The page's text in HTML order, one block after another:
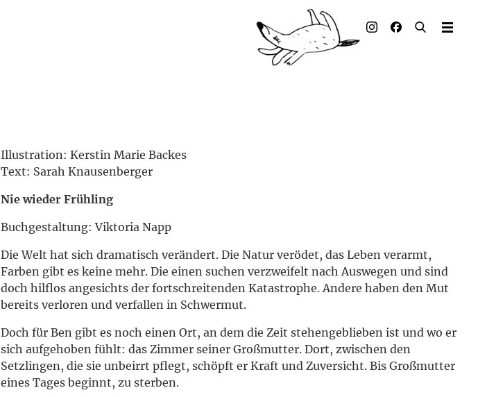
Illustration: Kerstin Marie Backes
Text: Sarah Knausenberger
Nie wieder Frühling
Buchgestaltung: Viktoria Napp
Die Welt hat sich dramatisch verändert. Die Natur verödet, das Leben verarmt,
Farben gibt es keine mehr. Die einen suchen verzweifelt nach Auswegen und sind
doch hilflos angesichts der fortschreitenden Katastrophe. Andere haben den Mut
bereits verloren und verfallen in Schwermut.
Doch für Ben gibt es noch einen Ort, an dem die Zeit stehengeblieben ist und wo er
sich aufgehoben fühlt: das Zimmer seiner Großmutter. Dort, zwischen den
Setzlingen, die sie unbeirrt pflegt, schöpft er Kraft und Zuversicht. Bis Großmutter
eines Tages beginnt, zu sterben.
Illustrierte Bücher
Kontakt
English